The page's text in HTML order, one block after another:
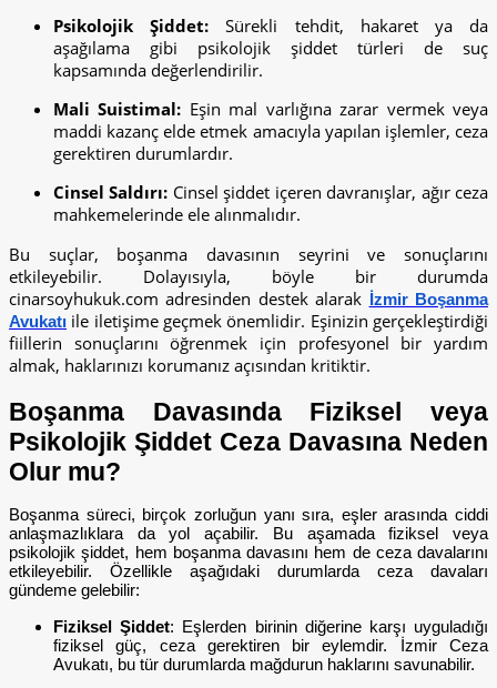
Psikolojik Şiddet: Sürekli tehdit, hakaret ya da
aşağılama gibi psikolojik şiddet türleri de suç
kapsamında değerlendirilir.
Mali Suistimal: Eşin mal varlığına zarar vermek veya
maddi kazanç elde etmek amacıyla yapılan işlemler, ceza
gerektiren durumlardır.
Cinsel Saldırı: Cinsel şiddet içeren davranışlar, ağır ceza
mahkemelerinde ele alınmalıdır.
Bu suçlar, boşanma davasının seyrini ve sonuçlarını
etkileyebilir. Dolayısıyla, böyle bir durumda
cinarsoyhukuk.com adresinden destek alarak İzmir Boşanma
Avukatı ile iletişime geçmek önemlidir. Eşinizin gerçekleştirdiği
fiillerin sonuçlarını öğrenmek için profesyonel bir yardım
almak, haklarınızı korumanız açısından kritiktir.
Boşanma Davasında Fiziksel veya
Psikolojik Şiddet Ceza Davasına Neden
Olur mu?
Boşanma süreci, birçok zorluğun yanı sıra, eşler arasında ciddi
anlaşmazlıklara da yol açabilir. Bu aşamada fiziksel veya
psikolojik şiddet, hem boşanma davasını hem de ceza davalarını
etkileyebilir. Özellikle aşağıdaki durumlarda ceza davaları
gündeme gelebilir:
Fiziksel Şiddet: Eşlerden birinin diğerine karşı uyguladığı
fiziksel güç, ceza gerektiren bir eylemdir. İzmir Ceza
Avukatı, bu tür durumlarda mağdurun haklarını savunabilir.